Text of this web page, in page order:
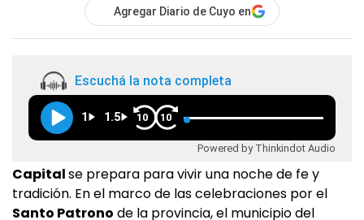
Agregar Diario de Cuyo en
Escuchá la nota completa
1 1.5 10 10
Powered by Thinkindot Audio
Capitalse prepara para vivir una noche de fe y
tradición. En el marco de las celebraciones por el
Santo Patrono de la provincia, el municipio del